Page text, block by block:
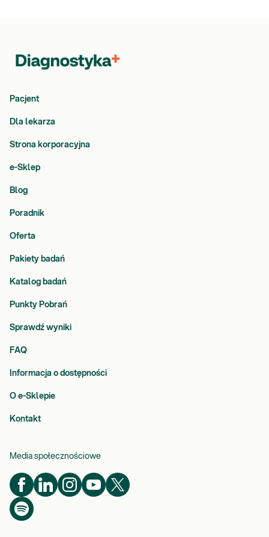
Pacjent
Dla lekarza
Strona korporacyjna
e-Sklep
Blog
Poradnik
Oferta
Pakiety badań
Katalog badań
Punkty Pobrań
Sprawdź wyniki
FAQ
Informacja o dostępności
O e-Sklepie
Kontakt
Media społecznościowe